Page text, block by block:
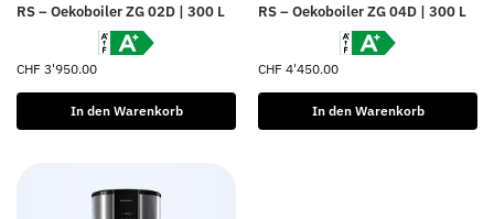
RS – Oekoboiler ZG 02D | 300 L
CHF 3'950.00
In den Warenkorb
RS – Oekoboiler ZG 04D | 300 L
CHF 4'450.00
In den Warenkorb